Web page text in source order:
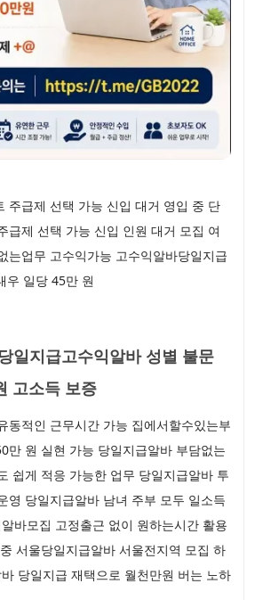
주급제 선택 가능 신입 대거 영입 중 단
급제 선택 가능 신입 인원 대거 모집 여
는업무 고수익가능 고수익알바당일지급
우 일당 45만 원
일지급고수익알바 성별 불문
고소득 보증
동적인 근무시간 가능 집에서할수있는부
만 원 실현 가능 당일지급알바 부담없는
쉽게 적응 가능한 업무 당일지급알바 투
영 당일지급알바 남녀 주부 모두 일소득
바모집 고정출근 없이 원하는시간 활용
서울당일지급알바 서울전지역 모집 하
당일지급 재택으로 월천만원 버는 노하